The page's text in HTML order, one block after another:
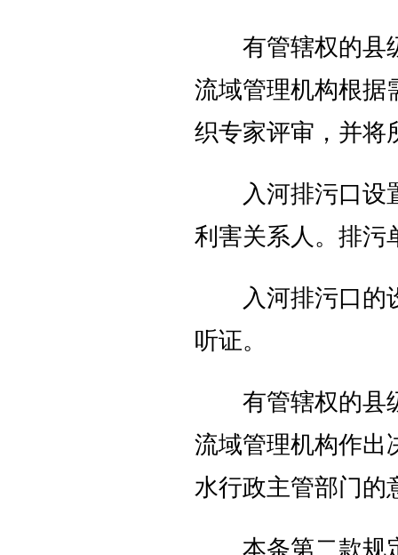
有管辖权的县级
流域管理机构根据
织专家评审，并
入河排污口设置
利害关系人。排污
入河排污口的设
听证。
有管辖权的县级
流域管理机构作出
水行政主管部门的
本条第二款规定